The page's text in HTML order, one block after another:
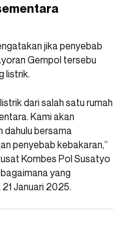
jika penyebab
Gempol tersebu
listrik.
dari salah satu rumah
Kami akan
dahulu bersama
penyebab kebakaran,”
Kombes Pol Susatyo
yang
21 Januari 2025.